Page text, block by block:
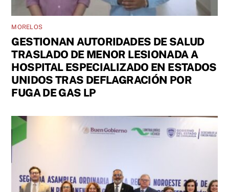
MORELOS
GESTIONAN AUTORIDADES DE SALUD
TRASLADO DE MENOR LESIONADA A
HOSPITAL ESPECIALIZADO EN ESTADOS
UNIDOS TRAS DEFLAGRACIÓN POR
FUGA DE GAS LP